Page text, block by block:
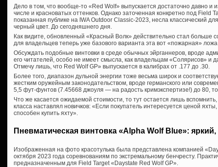
Дело в том, что вообще-то «Red Wolf» выпускается достаточно давно и
числе и красноватых оттенков. Однако заточенная конкретно под Field
показанная публике на IWA Outdoor Classic-2023, несла классический
черный цвет. До сегодняшнего дня.
Как видите, обновленный «Красный Волк» действительно стал больше
для владельцев теперь уже базового варианта эта вот «пожарная»
Обсуждать подобные винтовки в среде обычных эйрганнеров, вроде
его читателей, особо не имеет смысла, как владельцам «Солярисов» и
Отмечу лишь, что Red Wolf GP» выпускается в калибрах от .177 до .30.
Более того, диапазон дульной энергии тоже весьма широк и
жестким оружейным законодательством, вроде германского или
5,5 фут-фунтов (7.45668 джоуля — на радость кримэкспертизе!) до 80,
Что же касается ожидаемой стоимости, то тут остается лишь
класса наставлял новичков: «Если покупатель интересуется ценой
способен купить яхту».
Пневматическая винтовка «Alpha Wolf Blue»:
Изображенная на фото красотулька была представлена компанией
октября 2023 года соревнованиям по экстремальному бенчресту.
предназначенным для Field Target «Daystate Red Wolf GP».